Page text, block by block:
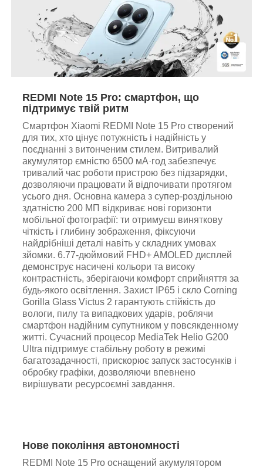
REDMI Note 15 Pro: смартфон, що
підтримує твій ритм
Смартфон Xiaomi REDMI Note 15 Pro створений
для тих, хто цінує потужність і надійність у
поєднанні з витонченим стилем. Витривалий
акумулятор ємністю 6500 мА·год забезпечує
тривалий час роботи пристрою без підзарядки,
дозволяючи працювати й відпочивати протягом
усього дня. Основна камера з супер-роздільною
здатністю 200 МП відкриває нові горизонти
мобільної фотографії: ти отримуєш виняткову
чіткість і глибину зображення, фіксуючи
найдрібніші деталі навіть у складних умовах
зйомки. 6.77-дюймовий FHD+ AMOLED дисплей
демонструє насичені кольори та високу
контрастність, зберігаючи комфорт сприйняття за
будь-якого освітлення. Захист IP65 і скло Corning
Gorilla Glass Victus 2 гарантують стійкість до
вологи, пилу та випадкових ударів, роблячи
смартфон надійним супутником у повсякденному
житті. Сучасний процесор MediaTek Helio G200
Ultra підтримує стабільну роботу в режимі
багатозадачності, прискорює запуск застосунків і
обробку графіки, дозволяючи впевнено
вирішувати ресурсоємні завдання.
Нове покоління автономності
REDMI Note 15 Pro оснащений акумулятором